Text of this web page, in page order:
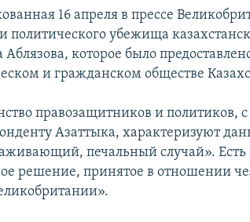
16 апреля в прессе
убежища
которое было
и гражданском обществе
правозащитников и политиков, с
Азаттыка, характеризуют
печальный случай». Есть
решение, принятое в отношении